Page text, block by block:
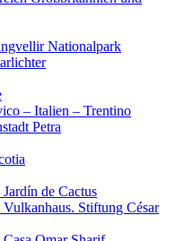
Nationalpark
– Italien – Trentino
Petra
de Cactus
Stiftung César